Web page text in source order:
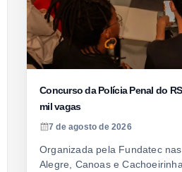
Concurso da Polícia Penal do
mil vagas
7 de agosto de 2026
Organizada pela Fundatec
Alegre, Canoas e